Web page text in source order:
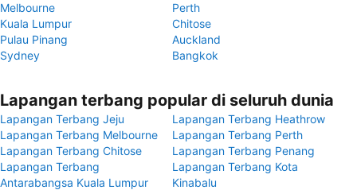
Melbourne
Perth
Kuala Lumpur
Chitose
Pulau Pinang
Auckland
Sydney
Bangkok
Lapangan terbang popular di seluruh dunia
Lapangan Terbang Jeju
Lapangan Terbang Heathrow
Lapangan Terbang Melbourne
Lapangan Terbang Perth
Lapangan Terbang Chitose
Lapangan Terbang Penang
Lapangan Terbang
Antarabangsa Kuala Lumpur
Lapangan Terbang Kota
Kinabalu